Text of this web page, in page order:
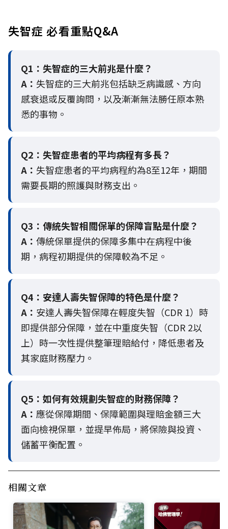
失智症 必看重點Q&A
Q1：失智症的三大前兆是什麼？
A： 失智症的三大前兆包括缺乏病識感、方向
感衰退或反覆詢問，以及漸漸無法勝任原本熟
悉的事物。
Q2： 失智症患者的平均病程有多長？
A： 失智症患者的平均病程約為8至12年，期間
需要長期的照護與財務支出。
Q3： 傳統失智相關保單的保障盲點是什麼？
A： 傳統保單提供的保障多集中在病程中後
期，病程初期提供的保障較為不足。
Q4： 安達人壽失智保障的特色是什麼？
A： 安達人壽失智保障在輕度失智（CDR 1）時
即提供部分保障，並在中重度失智（CDR 2以
上）時一次性提供整筆理賠給付，降低患者及
其家庭財務壓力。
Q5： 如何有效規劃失智症的財務保障？
A： 應從保障期間、保障範圍與理賠金額三大
面向檢視保單，並提早佈局，將保險與投資、
儲蓄平衡配置。
相關文章